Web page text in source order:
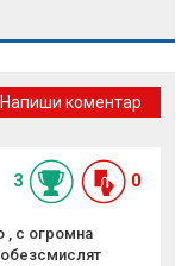
Напиши коментар
3 0
, с огромна
обезсмислят